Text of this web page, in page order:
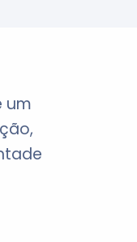
um